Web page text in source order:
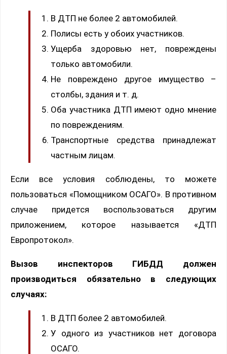
В ДТП не более 2 автомобилей.
Полисы есть у обоих участников.
Ущерба здоровью нет, повреждены
только автомобили.
Не повреждено другое имущество –
столбы, здания и т. д.
Оба участника ДТП имеют одно мнение
по повреждениям.
Транспортные средства принадлежат
частным лицам.
Если все условия соблюдены, то можете
пользоваться «Помощником ОСАГО». В противном
случае придется воспользоваться другим
приложением, которое называется «ДТП
Европротокол».
Вызов инспекторов ГИБДД должен
производиться обязательно в следующих
случаях:
В ДТП более 2 автомобилей.
У одного из участников нет договора
ОСАГО.